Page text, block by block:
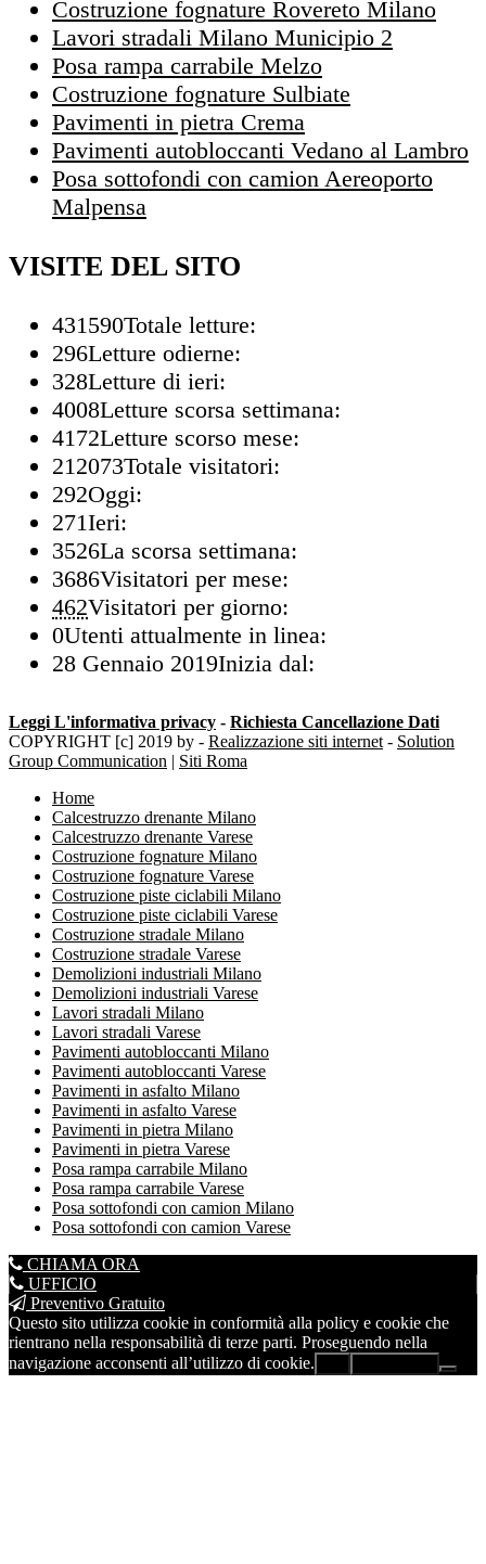
Costruzione fognature Rovereto Milano
Lavori stradali Milano Municipio 2
Posa rampa carrabile Melzo
Costruzione fognature Sulbiate
Pavimenti in pietra Crema
Pavimenti autobloccanti Vedano al Lambro
Posa sottofondi con camion Aereoporto
Malpensa
VISITE DEL SITO
431590Totale letture:
296Letture odierne:
328Letture di ieri:
4008Letture scorsa settimana:
4172Letture scorso mese:
212073Totale visitatori:
292Oggi:
271Ieri:
3526La scorsa settimana:
3686Visitatori per mese:
462Visitatori per giorno:
0Utenti attualmente in linea:
28 Gennaio 2019Inizia dal:
Leggi L'informativa privacy - Richiesta Cancellazione Dati
COPYRIGHT [c] 2019 by - Realizzazione siti internet - Solution
Group Communication | Siti Roma
Home
Calcestruzzo drenante Milano
Calcestruzzo drenante Varese
Costruzione fognature Milano
Costruzione fognature Varese
Costruzione piste ciclabili Milano
Costruzione piste ciclabili Varese
Costruzione stradale Milano
Costruzione stradale Varese
Demolizioni industriali Milano
Demolizioni industriali Varese
Lavori stradali Milano
Lavori stradali Varese
Pavimenti autobloccanti Milano
Pavimenti autobloccanti Varese
Pavimenti in asfalto Milano
Pavimenti in asfalto Varese
Pavimenti in pietra Milano
Pavimenti in pietra Varese
Posa rampa carrabile Milano
Posa rampa carrabile Varese
Posa sottofondi con camion Milano
Posa sottofondi con camion Varese
CHIAMA ORA
UFFICIO
Preventivo Gratuito
Questo sito utilizza cookie in conformità alla policy e cookie che
rientrano nella responsabilità di terze parti. Proseguendo nella
navigazione acconsenti all’utilizzo di cookie.